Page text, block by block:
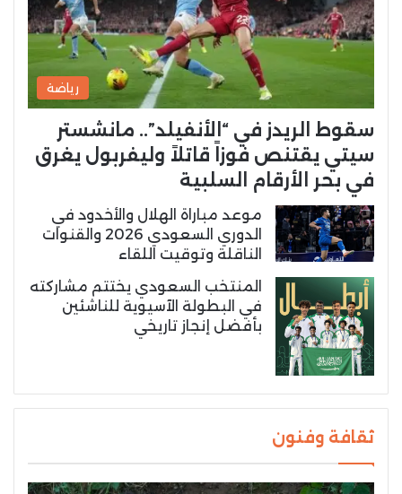
رياضة
سقوط الريدز في “الأنفيلد”.. مانشستر
سيتي يقتنص فوزاً قاتلاً وليفربول يغرق
في بحر الأرقام السلبية
موعد مباراة الهلال والأخدود في
الدوري السعودي 2026 والقنوات
الناقلة وتوقيت اللقاء
المنتخب السعودي يختتم مشاركته
في البطولة الآسيوية للناشئين
بأفضل إنجاز تاريخي
ثقافة وفنون